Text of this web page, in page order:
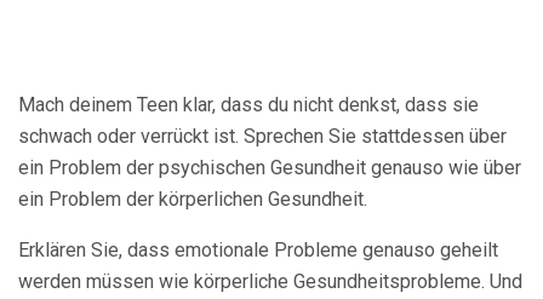
Mach deinem Teen klar, dass du nicht denkst, dass sie
schwach oder verrückt ist. Sprechen Sie stattdessen über
ein Problem der psychischen Gesundheit genauso wie über
ein Problem der körperlichen Gesundheit.
Erklären Sie, dass emotionale Probleme genauso geheilt
werden müssen wie körperliche Gesundheitsprobleme. Und